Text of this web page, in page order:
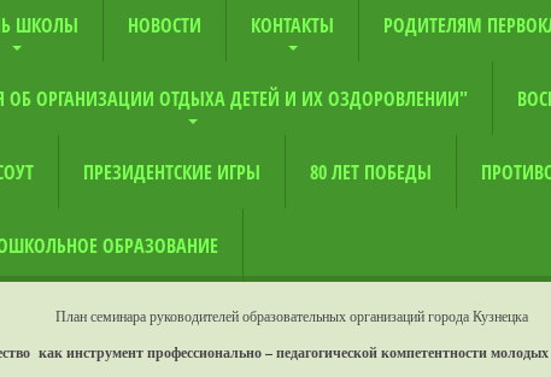
ШКОЛЫ НОВОСТИ КОНТАКТЫ РОДИТЕЛЯМ
ОБ ОРГАНИЗАЦИИ ОТДЫХА ДЕТЕЙ И ИХ ОЗДОРОВЛЕНИИ"
ПРЕЗИДЕНТСКИЕ ИГРЫ 80 ЛЕТ ПОБЕДЫ
ОБРАЗОВАНИЕ
План семинара руководителей образовательных организаций города Кузнецка
как инструмент профессионально – педагогической компетентности